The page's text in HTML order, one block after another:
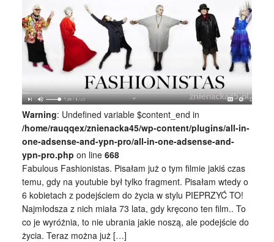
Warning: Undefined variable $content_end in
/home/rauqqex/znienacka45/wp-content/plugins/all-in-
one-adsense-and-ypn-pro/all-in-one-adsense-and-
ypn-pro.php on line 668
Fabulous Fashionistas. Pisałam już o tym filmie jakiś czas
temu, gdy na youtubie był tylko fragment. Pisałam wtedy o
6 kobietach z podejściem do życia w stylu PIEPRZYĆ TO!
Najmłodsza z nich miała 73 lata, gdy kręcono ten film.. To
co je wyróżnia, to nie ubrania jakie noszą, ale podejście do
życia. Teraz można już […]